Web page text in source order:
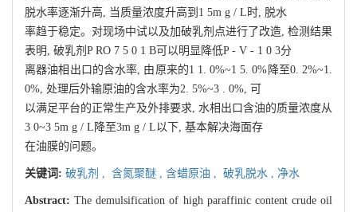
脱水率逐渐升高, 当质量浓度升高到1 5m g / L时, 脱水
率趋于稳定。对现场中试以及加破乳剂点进行了改造, 检测结果
表明, 破乳剂P RO 7 5 0 1 B可以明显降低P - V - 1 0 3分
离器油相出口的含水率, 由原来的1 1. 0%~1 5. 0%降至0. 2%~1.
0%, 处理后外输原油的含水率为2. 5%~3 . 0%, 可
以满足平台的正常生产及外排要求, 水相出口含油的质量浓度从
3 0~3 5m g / L降至3m g / L以下, 基本解决海面存
在油膜的问题。
关键词: 破乳剂 , 含氮聚醚 , 含蜡原油 , 破乳脱水 , 净水
Abstract:The demulsification of high paraffinic content crude oil